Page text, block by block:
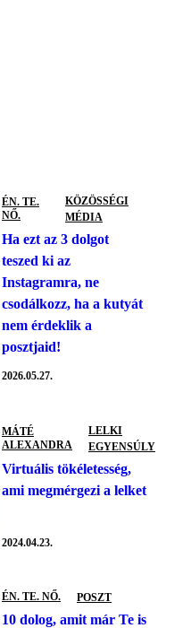
ÉN. TE.
NŐ.
KÖZÖSSÉGI
MÉDIA
Ha ezt az 3 dolgot
teszed ki az
Instagramra, ne
csodálkozz, ha a kutyát
nem érdeklik a
posztjaid!
2026.05.27.
MÁTÉ
ALEXANDRA
LELKI
EGYENSÚLY
Virtuális tökéletesség,
ami megmérgezi a lelket
2024.04.23.
ÉN. TE. NŐ. POSZT
10 dolog, amit már Te is